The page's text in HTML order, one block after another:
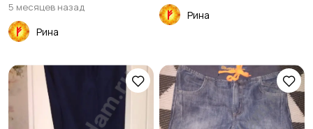
5 месяцев назад
Рина
Рина